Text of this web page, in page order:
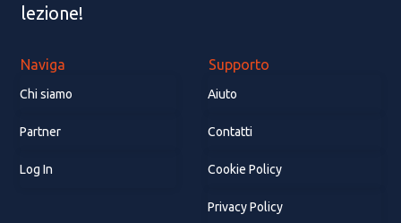
lezione!
Naviga
Chi siamo
Partner
Log In
Supporto
Aiuto
Contatti
Cookie Policy
Privacy Policy